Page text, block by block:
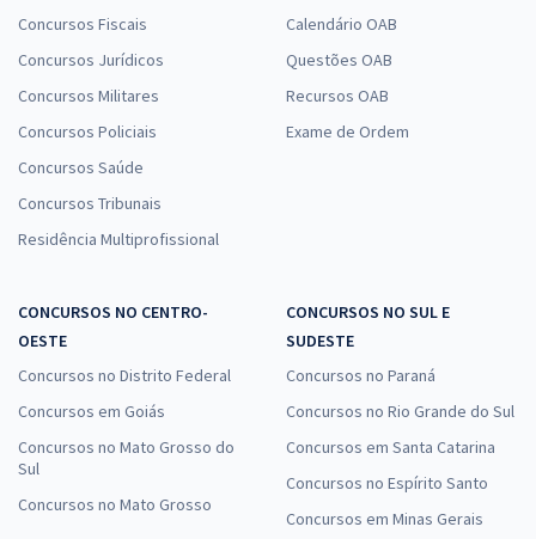
Concursos Fiscais
Concursos Jurídicos
Concursos Militares
Concursos Policiais
Concursos Saúde
Concursos Tribunais
Residência Multiprofissional
Calendário OAB
Questões OAB
Recursos OAB
Exame de Ordem
CONCURSOS NO CENTRO-
OESTE
Concursos no Distrito Federal
Concursos em Goiás
Concursos no Mato Grosso do
Sul
Concursos no Mato Grosso
CONCURSOS NO SUL E
SUDESTE
Concursos no Paraná
Concursos no Rio Grande do Sul
Concursos em Santa Catarina
Concursos no Espírito Santo
Concursos em Minas Gerais